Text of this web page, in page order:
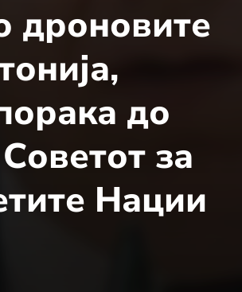
дроновите
до
за
Нации